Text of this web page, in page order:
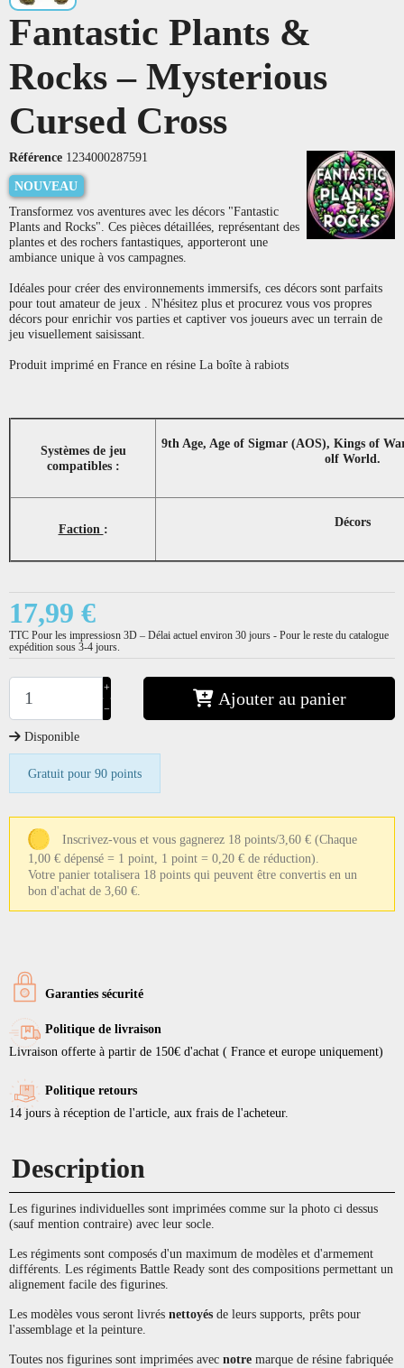
Fantastic Plants &
Rocks – Mysterious
Cursed Cross
Référence 1234000287591
NOUVEAU
Transformez vos aventures avec les décors "Fantastic
Plants and Rocks". Ces pièces détaillées, représentant des
plantes et des rochers fantastiques, apporteront une
ambiance unique à vos campagnes.
Idéales pour créer des environnements immersifs, ces décors sont parfaits
pour tout amateur de jeux . N'hésitez plus et procurez vous vos propres
décors pour enrichir vos parties et captiver vos joueurs avec un terrain de
jeu visuellement saisissant.
Produit imprimé en France en résine La boîte à rabiots
Systèmes de jeu
compatibles :
9th Age, Age of Sigmar (AOS), Kings of
olf World.
Faction : Décors
17,99 €
TTC Pour les impressiosn 3D – Délai actuel environ 30 jours - Pour le reste du catalogue
expédition sous 3-4 jours.
+
−
Ajouter au panier
Disponible
Gratuit pour 90 points
Inscrivez-vous et vous gagnerez 18 points/3,60 € (Chaque
1,00 € dépensé = 1 point, 1 point = 0,20 € de réduction).
Votre panier totalisera 18 points qui peuvent être convertis en un
bon d'achat de 3,60 €.
Garanties sécurité
Politique de livraison
Livraison offerte à partir de 150€ d'achat ( France et europe uniquement)
Politique retours
14 jours à réception de l'article, aux frais de l'acheteur.
Description
Les figurines individuelles sont imprimées comme sur la photo ci dessus
(sauf mention contraire) avec leur socle.
Les régiments sont composés d'un maximum de modèles et d'armement
différents. Les régiments Battle Ready sont des compositions permettant un
alignement facile des figurines.
Les modèles vous seront livrés nettoyés de leurs supports, prêts pour
l'assemblage et la peinture.
Toutes nos figurines sont imprimées avec notre marque de résine fabriquée